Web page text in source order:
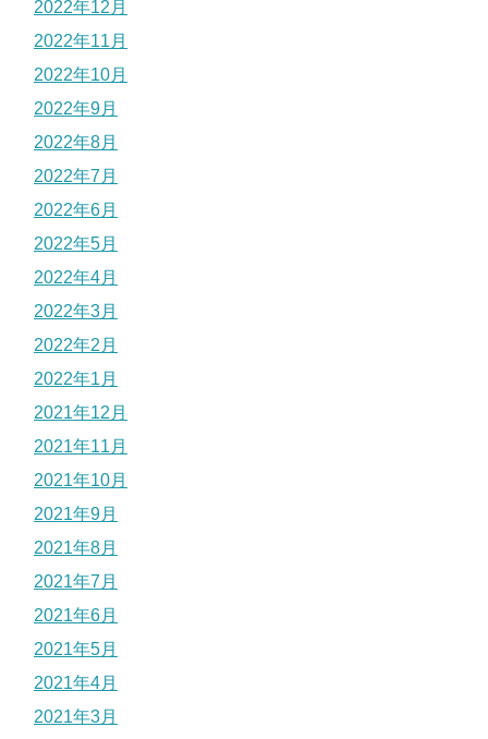
2022年12月
2022年11月
2022年10月
2022年9月
2022年8月
2022年7月
2022年6月
2022年5月
2022年4月
2022年3月
2022年2月
2022年1月
2021年12月
2021年11月
2021年10月
2021年9月
2021年8月
2021年7月
2021年6月
2021年5月
2021年4月
2021年3月